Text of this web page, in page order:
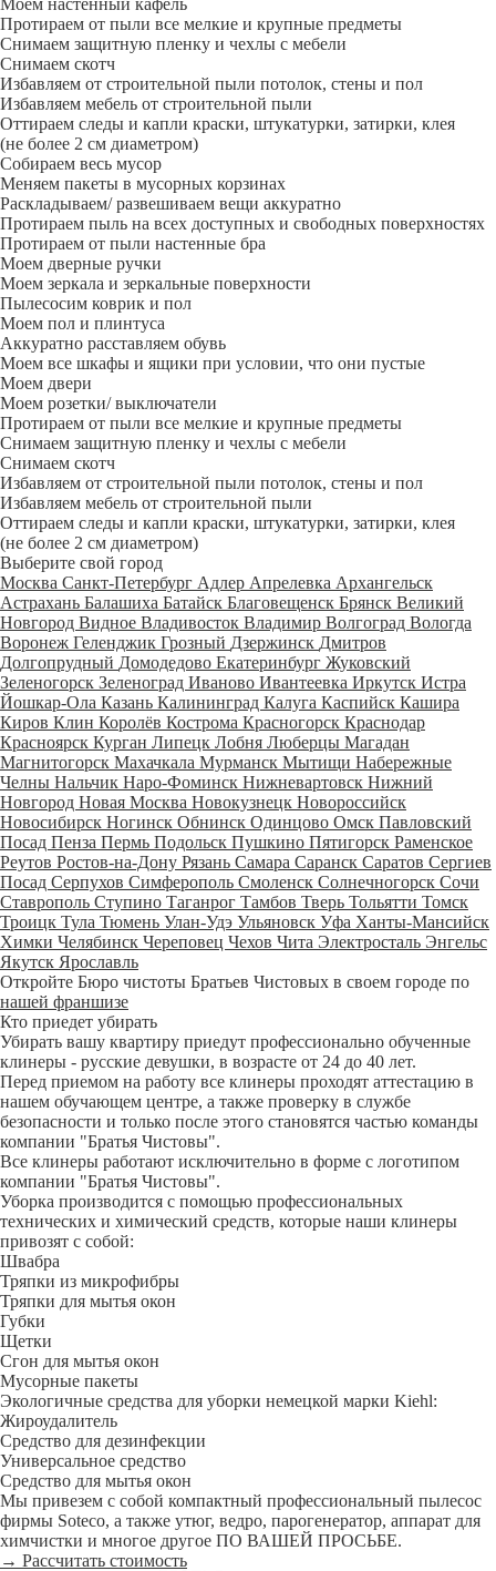
Моем настенный кафель
Протираем от пыли все мелкие и крупные предметы
Снимаем защитную пленку и чехлы с мебели
Снимаем скотч
Избавляем от строительной пыли потолок, стены и пол
Избавляем мебель от строительной пыли
Оттираем следы и капли краски, штукатурки, затирки, клея
(не более 2 см диаметром)
Собираем весь мусор
Меняем пакеты в мусорных корзинах
Раскладываем/ развешиваем вещи аккуратно
Протираем пыль на всех доступных и свободных поверхностях
Протираем от пыли настенные бра
Моем дверные ручки
Моем зеркала и зеркальные поверхности
Пылесосим коврик и пол
Моем пол и плинтуса
Аккуратно расставляем обувь
Моем все шкафы и ящики при условии, что они пустые
Моем двери
Моем розетки/ выключатели
Протираем от пыли все мелкие и крупные предметы
Снимаем защитную пленку и чехлы с мебели
Снимаем скотч
Избавляем от строительной пыли потолок, стены и пол
Избавляем мебель от строительной пыли
Оттираем следы и капли краски, штукатурки, затирки, клея
(не более 2 см диаметром)
Выберите свой город
Москва Санкт-Петербург Адлер Апрелевка Архангельск
Астрахань Балашиха Батайск Благовещенск Брянск Великий
Новгород Видное Владивосток Владимир Волгоград Вологда
Воронеж Геленджик Грозный Дзержинск Дмитров
Долгопрудный Домодедово Екатеринбург Жуковский
Зеленогорск Зеленоград Иваново Ивантеевка Иркутск Истра
Йошкар-Ола Казань Калининград Калуга Каспийск Кашира
Киров Клин Королёв Кострома Красногорск Краснодар
Красноярск Курган Липецк Лобня Люберцы Магадан
Магнитогорск Махачкала Мурманск Мытищи Набережные
Челны Нальчик Наро-Фоминск Нижневартовск Нижний
Новгород Новая Москва Новокузнецк Новороссийск
Новосибирск Ногинск Обнинск Одинцово Омск Павловский
Посад Пенза Пермь Подольск Пушкино Пятигорск Раменское
Реутов Ростов-на-Дону Рязань Самара Саранск Саратов Сергиев
Посад Серпухов Симферополь Смоленск Солнечногорск Сочи
Ставрополь Ступино Таганрог Тамбов Тверь Тольятти Томск
Троицк Тула Тюмень Улан-Удэ Ульяновск Уфа Ханты-Мансийск
Химки Челябинск Череповец Чехов Чита Электросталь Энгельс
Якутск Ярославль
Откройте Бюро чистоты Братьев Чистовых в своем городе по
нашей франшизе
Кто приедет убирать
Убирать вашу квартиру приедут профессионально обученные
клинеры - русские девушки, в возрасте от 24 до 40 лет.
Перед приемом на работу все клинеры проходят аттестацию в
нашем обучающем центре, а также проверку в службе
безопасности и только после этого становятся частью команды
компании "Братья Чистовы".
Все клинеры работают исключительно в форме с логотипом
компании "Братья Чистовы".
Уборка производится с помощью профессиональных
технических и химический средств, которые наши клинеры
привозят с собой:
Швабра
Тряпки из микрофибры
Тряпки для мытья окон
Губки
Щетки
Сгон для мытья окон
Мусорные пакеты
Экологичные средства для уборки немецкой марки Kiehl:
Жироудалитель
Средство для дезинфекции
Универсальное средство
Средство для мытья окон
Мы привезем с собой компактный профессиональный пылесос
фирмы Soteco, а также утюг, ведро, парогенератор, аппарат для
химчистки и многое другое ПО ВАШЕЙ ПРОСЬБЕ.
→ Рассчитать стоимость